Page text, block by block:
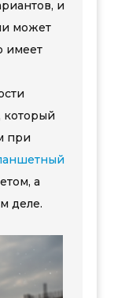
и
может
имеет
который
при
а
деле.